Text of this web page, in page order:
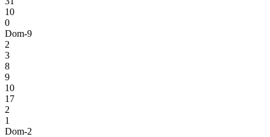
10
0
Dom-9
2
3
8
9
10
17
2
1
Dom-2